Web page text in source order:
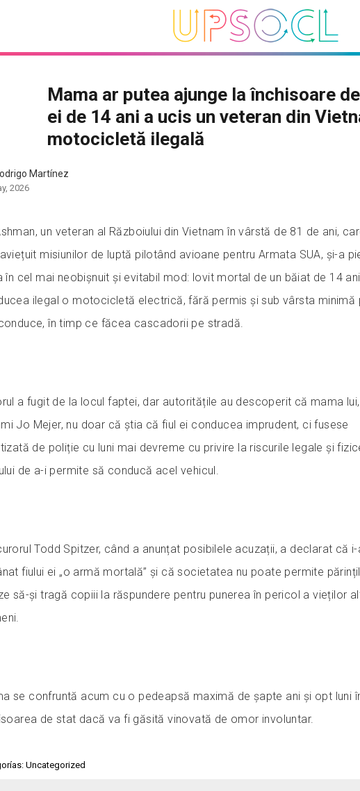
Mama ar putea ajunge la închisoare
ei de 14 ani a ucis un veteran din
motocicletă ilegală
Martínez
2026
un veteran al Războiului din Vietnam în vârstă de 81 de ani,
misiunilor de luptă pilotând avioane pentru Armata SUA, și-a
în cel mai neobișnuit și evitabil mod: lovit mortal de un băiat de 14
ilegal o motocicletă electrică, fără permis și sub vârsta minimă
în timp ce făcea cascadorii pe stradă.
a fugit de la locul faptei, dar autoritățile au descoperit că mama lui,
Jo Mejer, nu doar că știa că fiul ei conducea imprudent, ci fusese
de poliție cu luni mai devreme cu privire la riscurile legale și
de a-i permite să conducă acel vehicul.
Todd Spitzer, când a anunțat posibilele acuzații, a declarat că i-
fiului ei „o armă mortală” și că societatea nu poate permite
să-și tragă copiii la răspundere pentru punerea în pericol a vieților
se confruntă acum cu o pedeapsă maximă de șapte ani și opt luni
de stat dacă va fi găsită vinovată de omor involuntar.
Uncategorized